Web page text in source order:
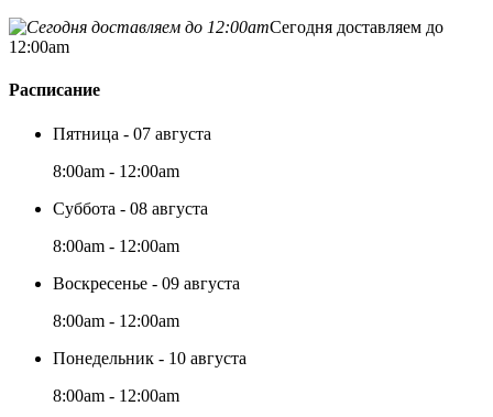
Сегодня доставляем до
12:00am
Расписание
Пятница - 07 августа
8:00am - 12:00am
Суббота - 08 августа
8:00am - 12:00am
Воскресенье - 09 августа
8:00am - 12:00am
Понедельник - 10 августа
8:00am - 12:00am